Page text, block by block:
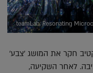
teamLab, Resonating
חקר את המושג 'צבע'
לאחר השקיעה,